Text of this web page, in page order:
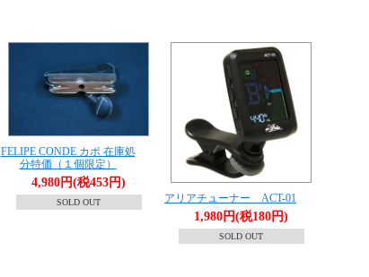
FELIPE CONDE カポ 在庫処
分特価（１個限定）
4,980円(税453円)
SOLD OUT アリアチューナー ACT-01
1,980円(税180円)
SOLD OUT